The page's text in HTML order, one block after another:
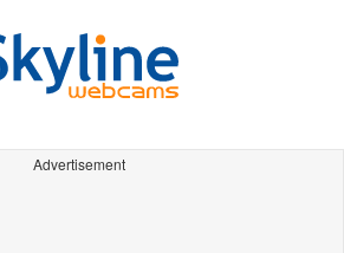
Advertisement